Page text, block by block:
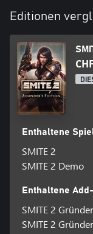
Editionen
Enthaltene
SMITE 2
SMITE 2 Demo
Enthaltene
SMITE 2
SMITE 2